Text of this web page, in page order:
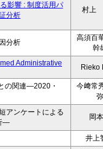
影響 : 制度活用パ
分析
村上
分析
高須百
幹
Administrative
Rieko
の関連―2020・
今﨑常
弥
アンケートによる
―
岡
井上